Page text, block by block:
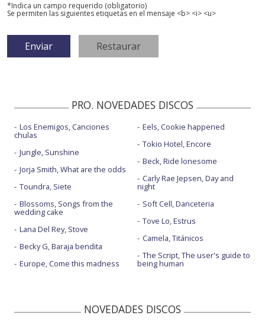
*Indica un campo requerido (obligatorio)
Se permiten las siguientes etiquetas en el mensaje <b> <i> <u>
PRO. NOVEDADES DISCOS
Los Enemigos, Canciones
chulas
Jungle, Sunshine
Jorja Smith, What are the odds
Toundra, Siete
Blossoms, Songs from the
wedding cake
Lana Del Rey, Stove
Becky G, Baraja bendita
Europe, Come this madness
Eels, Cookie happened
Tokio Hotel, Encore
Beck, Ride lonesome
Carly Rae Jepsen, Day and
night
Soft Cell, Danceteria
Tove Lo, Estrus
Camela, Titánicos
The Script, The user's guide to
being human
NOVEDADES DISCOS